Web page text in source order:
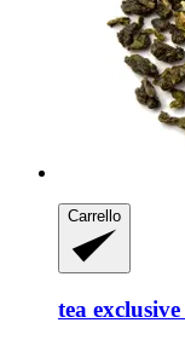
Carrello
tea exclusive